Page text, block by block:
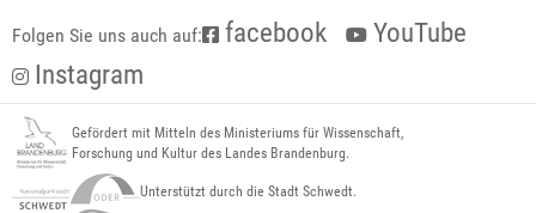
Folgen Sie uns auch auf: facebook
YouTube
Instagram
Gefördert mit Mitteln des Ministeriums für Wissenschaft,
Forschung und Kultur des Landes Brandenburg.
Unterstützt durch die Stadt Schwedt.